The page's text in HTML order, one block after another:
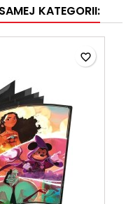
KATEGORII:
favorite_border